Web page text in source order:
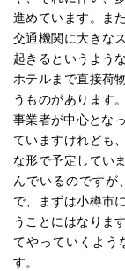
進めています。ま
交通機関に大きな
起きるというよう
ホテルまで直接荷
うものがあります
事業者が中心とな
ていますけれども
な形で予定してい
んでいるのです
で、まずは小樽市
うことにはなりま
てやっていくよう
す。